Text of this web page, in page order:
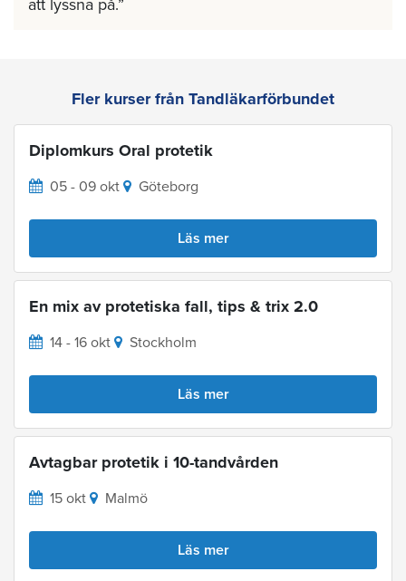
att lyssna på.
Fler kurser från Tandläkarförbundet
Diplomkurs Oral protetik
05 - 09 okt Göteborg
Läs mer
En mix av protetiska fall, tips & trix 2.0
14 - 16 okt Stockholm
Läs mer
Avtagbar protetik i 10-tandvården
15 okt Malmö
Läs mer